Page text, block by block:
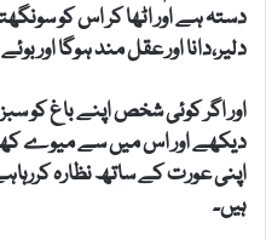
دستہ ہے اور اٹھا کر اس کو
دلیر،دانا اور عقل مند ہوگا اور
اور اگر کوئی شخص اپنے باغ کو سبز
دیکھے اور اس میں سے میوے
اپنی عورت کے ساتھ نظارہ
ہیں۔